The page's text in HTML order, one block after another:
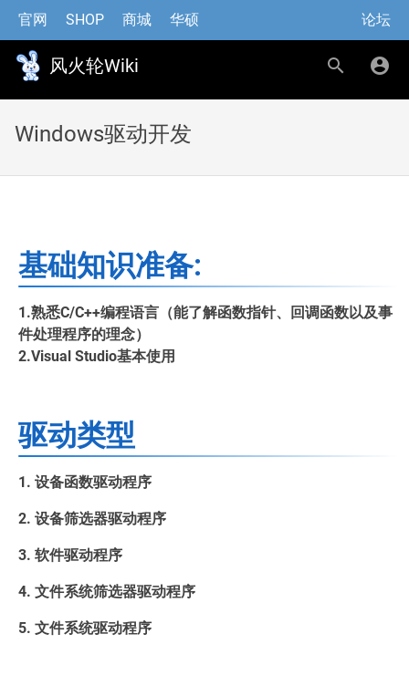
官网 SHOP 商城 华硕 论坛
风火轮Wiki
Windows驱动开发
基础知识准备:
1.熟悉C/C++编程语言（能了解函数指针、回调函数以及事
件处理程序的理念）
2.Visual Studio基本使用
驱动类型
1. 设备函数驱动程序
2. 设备筛选器驱动程序
3. 软件驱动程序
4. 文件系统筛选器驱动程序
5. 文件系统驱动程序